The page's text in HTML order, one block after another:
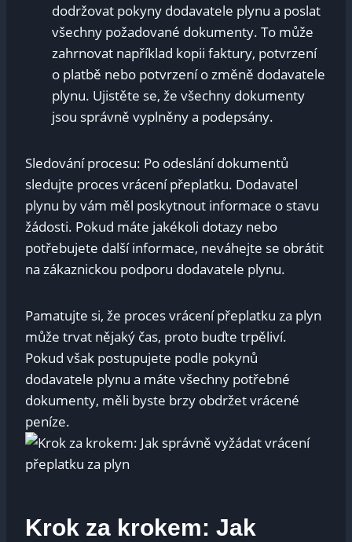
dodržovat pokyny ‍dodavatele plynu ⁢a poslat
všechny požadované⁤ dokumenty. To může‍
zahrnovat ​například kopii faktury, potvrzení
o platbě nebo potvrzení‍ o​ změně ‌dodavatele
plynu. Ujistěte se, ‍že všechny ⁢dokumenty‌
jsou správně vyplněny‍ a podepsány.
Sledování procesu: ‌Po odeslání dokumentů
sledujte proces vrácení ‌přeplatku. Dodavatel
plynu by vám měl poskytnout informace⁢ o⁤ stavu
žádosti.⁣ Pokud⁢ máte jakékoli dotazy nebo
potřebujete⁣ další informace, neváhejte‌ se obrátit
na zákaznickou podporu ​dodavatele ⁣plynu.
Pamatujte si, že⁤ proces vrácení ​přeplatku ⁣za plyn
může trvat⁤ nějaký čas,⁤ proto ⁤buďte trpěliví.
Pokud‍ však ​postupujete​ podle‌ pokynů⁣
dodavatele ‍plynu a máte​ všechny potřebné
dokumenty, měli⁣ byste brzy obdržet ‌vrácené
peníze.
Krok za krokem: Jak